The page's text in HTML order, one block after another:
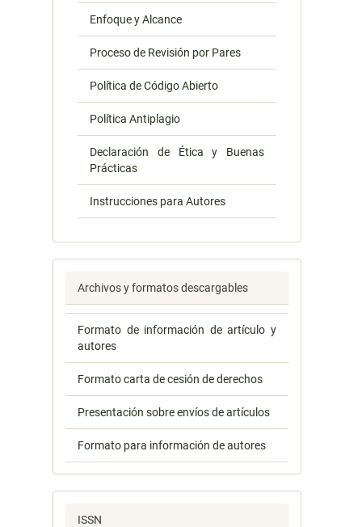
Enfoque y Alcance
Proceso de Revisión por Pares
Política de Código Abierto
Política Antiplagio
Declaración de Ética y Buenas
Prácticas
Instrucciones para Autores
Archivos y formatos descargables
Formato de información de artículo y
autores
Formato carta de cesión de derechos
Presentación sobre envíos de artículos
Formato para información de autores
ISSN